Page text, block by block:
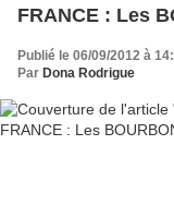
FRANCE : Les
Publié le 06/09/2012 à
Par Dona Rodrigue